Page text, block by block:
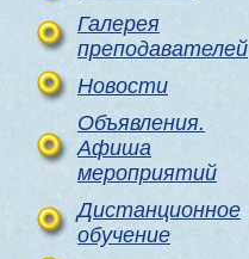
Галерея
преподавателей
Новости
Объявления.
Афиша
мероприятий
Дистанционное
обучение